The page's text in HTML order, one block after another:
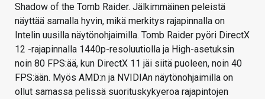
Shadow of the Tomb Raider. Jälkimmäinen peleistä
näyttää samalla hyvin, mikä merkitys rajapinnalla on
Intelin uusilla näytönohjaimilla. Tomb Raider pyöri DirectX
12 -rajapinnalla 1440p-resoluutiolla ja High-asetuksin
noin 80 FPS:ää, kun DirectX 11 jäi siitä puoleen, noin 40
FPS:ään. Myös AMD:n ja NVIDIAn näytönohjaimilla on
ollut samassa pelissä suorituskykyeroa rajapintojen